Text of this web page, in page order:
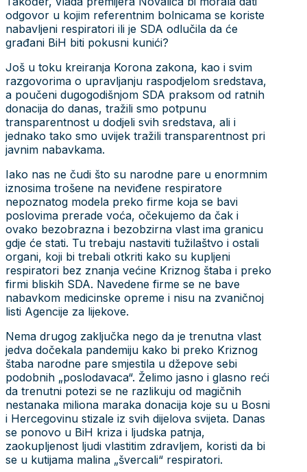
odgovor u kojim referentnim bolnicama se koriste
nabavljeni respiratori ili je SDA odlučila da će
građani BiH biti pokusni kunići?
Još u toku kreiranja Korona zakona, kao i svim
razgovorima o upravljanju raspodjelom sredstava,
a poučeni dugogodišnjom SDA praksom od ratnih
donacija do danas, tražili smo potpunu
transparentnost u dodjeli svih sredstava, ali i
jednako tako smo uvijek tražili transparentnost pri
javnim nabavkama.
Iako nas ne čudi što su narodne pare u enormnim
iznosima trošene na neviđene respiratore
nepoznatog modela preko firme koja se bavi
poslovima prerade voća, očekujemo da čak i
ovako bezobrazna i bezobzirna vlast ima granicu
gdje će stati. Tu trebaju nastaviti tužilaštvo i ostali
organi, koji bi trebali otkriti kako su kupljeni
respiratori bez znanja većine Kriznog štaba i preko
firmi bliskih SDA. Navedene firme se ne bave
nabavkom medicinske opreme i nisu na zvaničnoj
listi Agencije za lijekove.
Nema drugog zaključka nego da je trenutna vlast
jedva dočekala pandemiju kako bi preko Kriznog
štaba narodne pare smjestila u džepove sebi
podobnih „poslodavaca“. Želimo jasno i glasno reći
da trenutni potezi se ne razlikuju od magičnih
nestanaka miliona maraka donacija koje su u Bosni
i Hercegovinu stizale iz svih dijelova svijeta. Danas
se ponovo u BiH kriza i ljudska patnja,
zaokupljenost ljudi vlastitim zdravljem, koristi da bi
se u kutijama malina „švercali“ respiratori.